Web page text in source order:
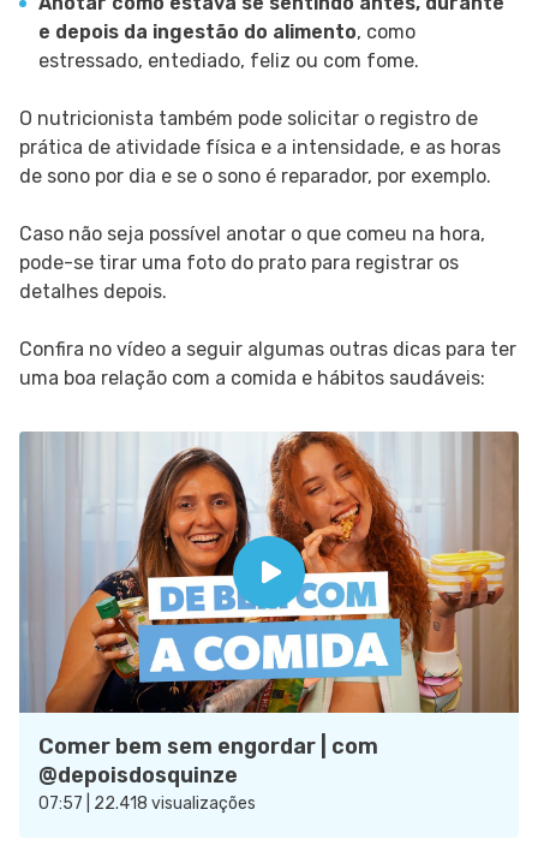
e depois da ingestão do alimento, como
estressado, entediado, feliz ou com fome.
O nutricionista também pode solicitar o registro de
prática de atividade física e a intensidade, e as horas
de sono por dia e se o sono é reparador, por exemplo.
Caso não seja possível anotar o que comeu na hora,
pode-se tirar uma foto do prato para registrar os
detalhes depois.
Confira no vídeo a seguir algumas outras dicas para ter
uma boa relação com a comida e hábitos saudáveis:
Comer bem sem engordar | com
@depoisdosquinze
07:57 | 22.418 visualizações